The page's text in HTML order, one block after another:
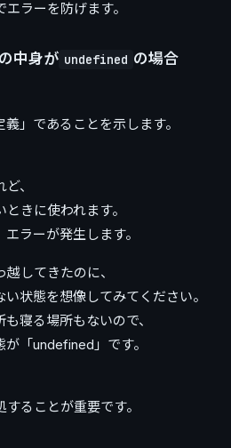
ラーを防げます。
中身が undefined の場合
」であることを示します。
、
きに使われます。
ラーが発生します。
してきたのに、
状態を想像してみてください。
寝る場所もないので、
「undefined」です。
ることが重要です。